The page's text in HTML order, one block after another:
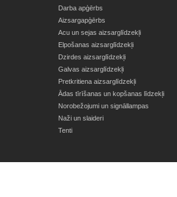
Darba apģērbs
Aizsargapģērbs
Acu un sejas aizsarglīdzekļi
Elpošanas aizsarglīdzekļi
Dzirdes aizsarglīdzekļi
Galvas aizsarglīdzekļi
Pretkritiena aizsarglīdzekļi
Ādas tīrīšanas un kopšanas līdzekļi
Norobežojumi un signāllampas
Naži un slaideri
Tenti